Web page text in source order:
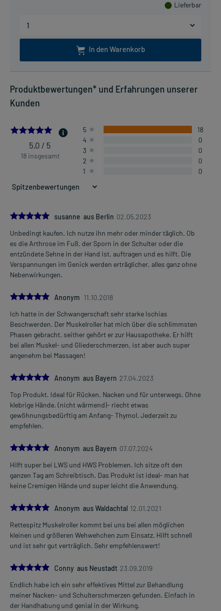
Lieferbar
In den Warenkorb
Produktbewertungen* und Erfahrungen unserer
Kunden
5.0
5,0 / 5
18 insgesamt
5
18
4
0
3
0
2
0
1
0
5.0
susanne aus Berlin 02.05.2023
Unbedingt kaufen. Ich nutze ihn mehr oder minder täglich. Ob
es die Arthrose im Fuß, der Sporn in der Schulter oder die
entzündete Sehne in der Hand ist, auftragen und es hilft. Die
Verspannungen im Genick werden erträglicher, alles ganz ohne
Nebenwirkungen.
5.0Anonym 11.10.2018
Ich hatte in der Schwangerschaft sehr starke Ischias
Beschwerden. Der Muskelroller hat mich über die schlimmsten
Phasen gebracht. seither gehört er zur Hausapotheke. Er hilft
bei allen Muskel- und Gliederschmerzen, ist aber auch super
angenehm bei Massagen!
5.0Anonym aus Bayern 27.04.2023
Top Produkt. Ideal für Rücken, Nacken und für unterwegs. Ohne
klebrige Hände. (nicht wärmend)- riecht etwas
gewöhnungsbedürftig am Anfang- Thymol. Jederzeit zu
empfehlen.
5.0Anonym aus Bayern 07.07.2024
Hilft super bei LWS und HWS Problemen. Ich sitze oft den
ganzen Tag am Schreibtisch. Das Produkt ist ideal- man hat
keine Cremigen Hände und super leicht die Anwendung.
5.0Anonym aus Waldachtal 12.01.2021
Rettespitz Muskelroller kommt bei uns bei allen möglichen
kleinen und größeren Wehwehchen zum Einsatz. Hilft schnell
und ist sehr gut verträglich. Sehr empfehlenswert!
5.0
Conny aus Neustadt 23.09.2019
Endlich habe ich ein sehr effektives Mittel zur Behandlung
meiner Nacken- und Schulterschmerzen gefunden. Einfach in
der Handhabung und genial in der Wirkung.